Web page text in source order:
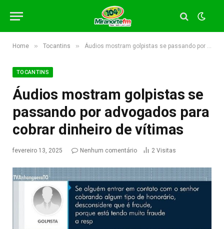
Home » Tocantins » Áudios mostram golpistas se passando por advogados para cobrar dinheiro de vítimas
TOCANTINS
Áudios mostram golpistas se
passando por advogados para
cobrar dinheiro de vítimas
fevereiro 13, 2025 Nenhum comentário 2 Visitas